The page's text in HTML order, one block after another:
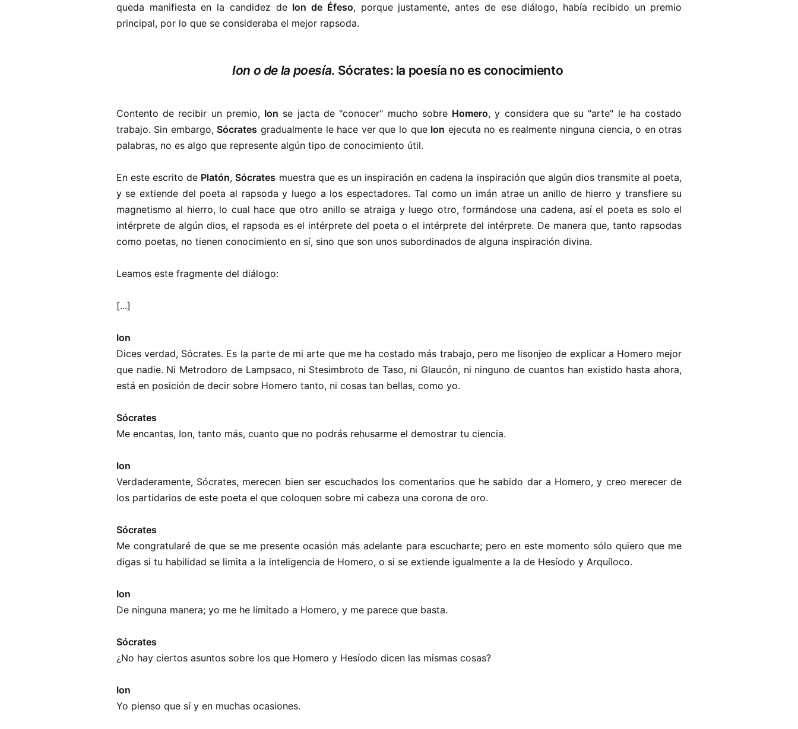
queda manifiesta en la candidez de Ion de Éfeso, porque justamente, antes de ese diálogo, había recibido un premio
principal, por lo que se consideraba el mejor rapsoda.
Ion o de la poesía. Sócrates: la poesía no es conocimiento
Contento de recibir un premio, Ion se jacta de "conocer" mucho sobre Homero, y considera que su "arte" le ha costado
trabajo. Sin embargo,Sócrates gradualmente le hace ver que lo que Ion ejecuta no es realmente ninguna ciencia, o en otras
palabras, no es algo que represente algún tipo de conocimiento útil.
En este escrito de Platón,Sócrates muestra que es un inspiración en cadena la inspiración que algún dios transmite al poeta,
y se extiende del poeta al rapsoda y luego a los espectadores. Tal como un imán atrae un anillo de hierro y transfiere su
magnetismo al hierro, lo cual hace que otro anillo se atraiga y luego otro, formándose una cadena, así el poeta es solo el
intérprete de algún dios, el rapsoda es el intérprete del poeta o el intérprete del intérprete. De manera que, tanto rapsodas
como poetas, no tienen conocimiento en sí, sino que son unos subordinados de alguna inspiración divina.
Leamos este fragmente del diálogo:
[...]
Ion
Dices verdad, Sócrates. Es la parte de mi arte que me ha costado más trabajo, pero me lisonjeo de explicar a Homero mejor
que nadie. Ni Metrodoro de Lampsaco, ni Stesimbroto de Taso, ni Glaucón, ni ninguno de cuantos han existido hasta ahora,
está en posición de decir sobre Homero tanto, ni cosas tan bellas, como yo.
Sócrates
Me encantas, Ion, tanto más, cuanto que no podrás rehusarme el demostrar tu ciencia.
Ion
Verdaderamente, Sócrates, merecen bien ser escuchados los comentarios que he sabido dar a Homero, y creo merecer de
los partidarios de este poeta el que coloquen sobre mi cabeza una corona de oro.
Sócrates
Me congratularé de que se me presente ocasión más adelante para escucharte; pero en este momento sólo quiero que me
digas si tu habilidad se limita a la inteligencia de Homero, o si se extiende igualmente a la de Hesíodo y Arquíloco.
Ion
De ninguna manera; yo me he limitado a Homero, y me parece que basta.
Sócrates
¿No hay ciertos asuntos sobre los que Homero y Hesíodo dicen las mismas cosas?
Ion
Yo pienso que sí y en muchas ocasiones.